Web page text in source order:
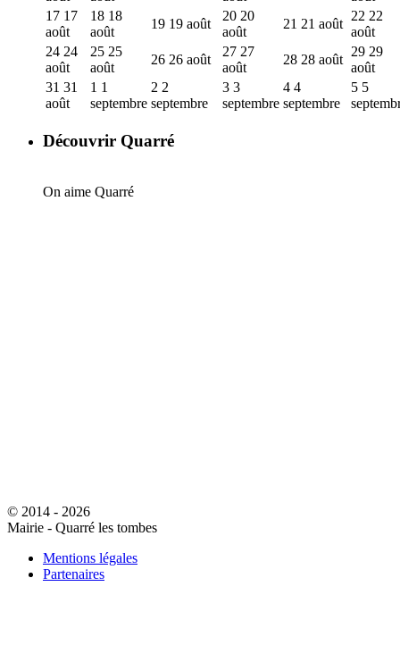
17 17
août
18 18
août
19 19 août
20 20
août
21 21 août
22 22
août
24 24
août
25 25
août
26 26 août
27 27
août
28 28 août
29 29
août
31 31
août
1 1
septembre
2 2
septembre
3 3
septembre
4 4
septembre
5 5
Découvrir Quarré
On aime Quarré
© 2014 - 2026
Mairie - Quarré les tombes
Mentions légales
Partenaires